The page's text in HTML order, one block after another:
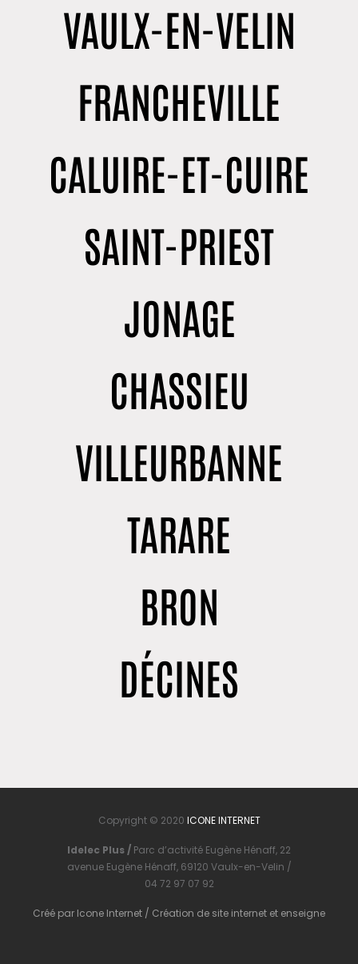
VAULX-EN-VELIN
FRANCHEVILLE
CALUIRE-ET-CUIRE
SAINT-PRIEST
JONAGE
CHASSIEU
VILLEURBANNE
TARARE
BRON
DÉCINES
Copyright © 2020 ICONE INTERNET
Idelec Plus / Parc d’activité Eugène Hénaff, 22
avenue Eugène Hénaff, 69120 Vaulx-en-Velin /
04 72 97 07 92
Créé par Icone Internet / Création de site internet et enseigne